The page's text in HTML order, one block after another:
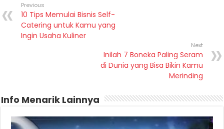
Previous
10 Tips Memulai Bisnis Self-
Catering untuk Kamu yang
Ingin Usaha Kuliner
Next
Inilah 7 Boneka Paling Seram
di Dunia yang Bisa Bikin Kamu
Merinding
Info Menarik Lainnya